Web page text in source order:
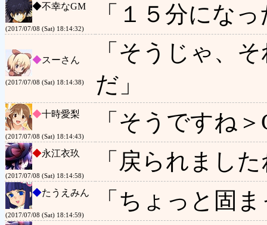
◆不幸なGM
(2017/07/08 (Sat) 18:14:32)
「１５分にな
◆スーさん
(2017/07/08 (Sat) 18:14:38)
「そうじゃ、
だ」
◆十時愛梨
(2017/07/08 (Sat) 18:14:43)
「そうですね
◆永江衣玖
(2017/07/08 (Sat) 18:14:58)
「戻られまし
◆たうえみん
(2017/07/08 (Sat) 18:14:59)
「ちょっと固